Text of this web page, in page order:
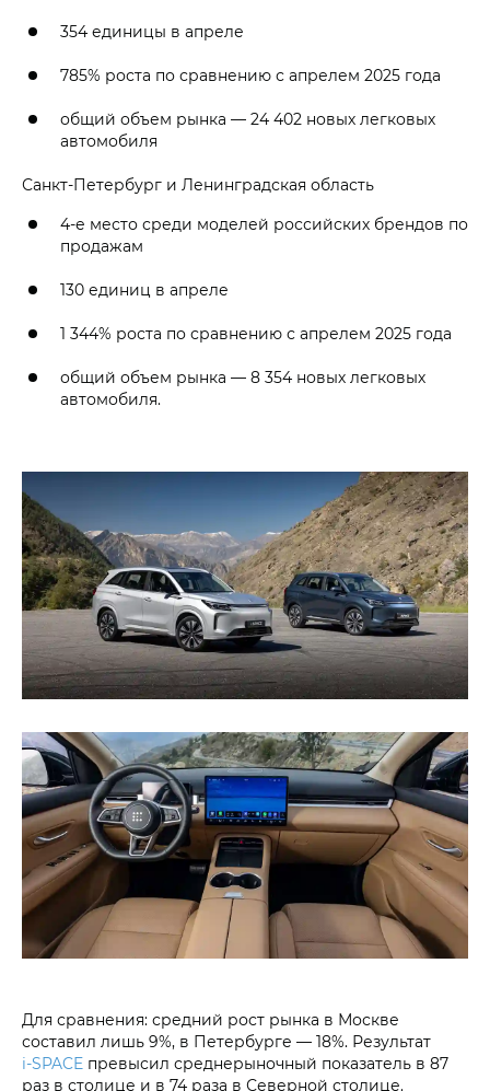
354 единицы в апреле
785% роста по сравнению с апрелем 2025 года
общий объем рынка — 24 402 новых легковых
автомобиля
Санкт-Петербург и Ленинградская область
4-е место среди моделей российских брендов по
продажам
130 единиц в апреле
1 344% роста по сравнению с апрелем 2025 года
общий объем рынка — 8 354 новых легковых
автомобиля.
Для сравнения: средний рост рынка в Москве
составил лишь 9%, в Петербурге — 18%. Результат
i‑SPACE превысил среднерыночный показатель в 87
раз в столице и в 74 раза в Северной столице.